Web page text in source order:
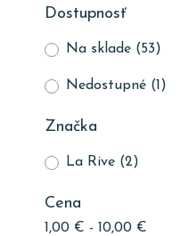
Dostupnosť
Na sklade (53)
Nedostupné (1)
Značka
La Rive (2)
Cena
1,00 € - 10,00 €